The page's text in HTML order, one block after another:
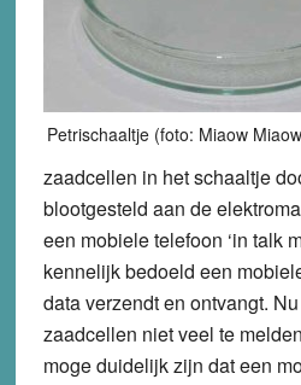
Petrischaaltje (foto: Miaow
zaadcellen in het schaaltje
blootgesteld aan de
een mobiele telefoon ‘in talk
kennelijk bedoeld een
data verzendt en ontvangt.
zaadcellen niet veel te
moge duidelijk zijn dat een